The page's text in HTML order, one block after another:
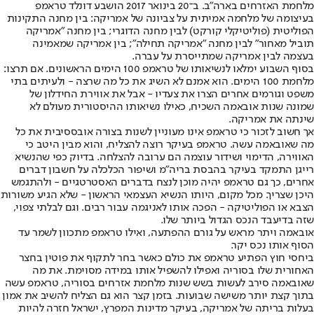
מלחמת האזרחים בארה"ב. ב־20 בינואר 2017 הושבע דונלד טראמפ
בעיצומה של מלחמה אמיתית על צביונה של אמריקה: בין מחנה התקינות
הפוליטית (פוליטיקלי קורקט) לבין מחנה הדוגרי; בין מחנה "אמריקה
תוביל מאחור" לבין מחנה "אמריקה תחילה"; בין אמריקה שמאמינה
בעצמה לבין אמריקה שמתייסרת על עברה.
בסוף השבוע ימלאו לנשיאותו של טראמפ 100 הימים הראשונים. אם תרצו:
מלחמת 100 הימים. הוא אמנם לא השיג את כל מה שרצה - ולעיתים בתי
משפט וגורמים אחרים הצרו את צעדיו - אבל את אווירת החידלון של
שמונה שנות אובאמה השכיח, כאילו נשיאותו ההיסטורית מעולם לא
שינתה את אמריקה.
אך חשוב לזכור כי טראמפ אינו מעוניין לשנות בצורה אובססיבית את כל
מה שאובאמה עשה. טראמפ בעיקר רוצה להצליח, והוא מבין היטב כי
האווירה, הדימוי ושידור עוצמה הם ערובה להצלחה. בדיוק כפי שהנשיא
רייגן התמקד בעיקר בהבסת בריה"מ ושיפור הכלכלה על חשבון דברים
אחרים, כך גם טראמפ יהיה מוכן לנצח בדברים האסטרטגיים - ולהתגמש
היכן שצריך. מכל מקום, היותו הנשיא העצמאי הראשון - שלא הגיע משורות
הצבא או הפוליטיקה - הפכה אותו לאניגמה עבור רבים. וגם לבלתי צפוי,
שזה בדיעבד הנכס הגדול ביותר שלו.
אובאמה ויתר מראש על גורם ההפתעה, ואילו טראמפ מתכוון לשמר עד
הסוף אותו נכס יקר.
ביחסי חוץ הפתיע טראמפ את כולם כאשר בחר לתקוף את פוטין בחצר
האחורית שלו בסוריה ואפילו להשפיל אותו במידה מסוימת. את מה
שאובאמה סירב לעשות בשש שנות מלחמת אזרחים בסוריה, טראמפ עשה
בתוך קצת יותר משישה שבועות. בזמן קצר הוא גם הצליח להשיב את אמון
בעלות בריתה של אמריקה, בעיקר מדינות המפרץ, ישראל חזרה להיות